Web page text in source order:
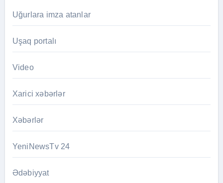
Uğurlara imza atanlar
Uşaq portalı
Video
Xarici xəbərlər
Xəbərlər
YeniNewsTv 24
Ədəbiyyat